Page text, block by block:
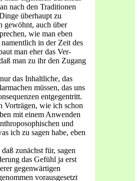
nach den Traditionen
überhaupt zu
gewöhnt, auch über
wie man eben
in der Zeit des
man eher das Ver­
man zu ihr den Zugang
das Inhaltliche, das
müssen, das uns
entgegentritt.
Vorträgen, wie ich schon
mit einem Anwenden
und
ich zu sagen habe, eben
zunächst für, sagen
das Gefühl ja erst
gegenwärtigen
vorausgesetzt